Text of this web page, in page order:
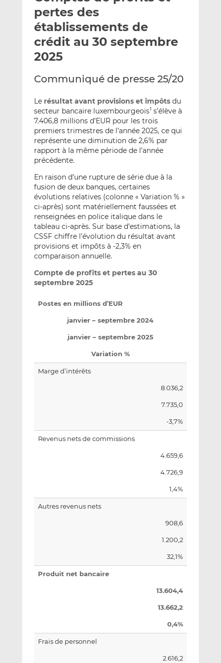
p
a
m
i
l
r
s
L
n
k
e
d
I
n
r
s
F
c
e
b
o
o
k
pertes des
établissements de
crédit au 30 septembre
2025
Communiqué de presse 25/20
Le résultat avant provisions et impôtsdu
secteur bancaire luxembourgeois s’élève à
7.406,8 millions d’EUR pour les trois
premiers trimestres de l’année 2025, ce qui
représente une diminution de 2,6% par
rapport à la même période de l’année
précédente.
En raison d’une rupture de série due à la
fusion de deux banques, certaines
évolutions relatives (colonne « Variation % »
ci-après) sont matériellement faussées et
renseignées en police italique dans le
tableau ci-après. Sur base d’estimations, la
CSSF chiffre l’évolution du résultat avant
provisions et impôts à -2,3% en
comparaison annuelle.
Compte de profits et pertes au 30
septembre 2025
Postes en millions d’EUR
janvier – septembre 2024
janvier – septembre 2025
Variation %
Marge d’intérêts
8.036,2
7.735,0
-3,7%
Revenus nets de commissions
4.659,6
4.726,9
1,4%
Autres revenus nets
908,6
1.200,2
32,1%
Produit net bancaire
13.604,4
13.662,2
0,4%
Frais de personnel
2.616,2